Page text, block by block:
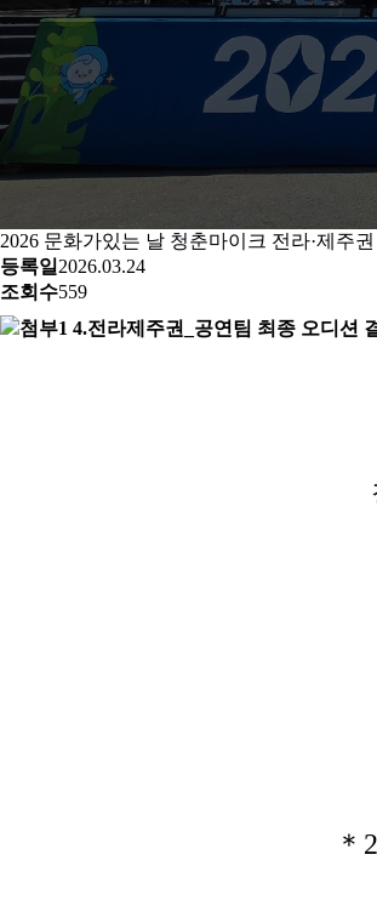
2026 문화가있는 날 청춘마이크 전라·제주
등록일 2026.03.24
조회수559
첨부1 4.전라제주권_공연팀 최종 오디션